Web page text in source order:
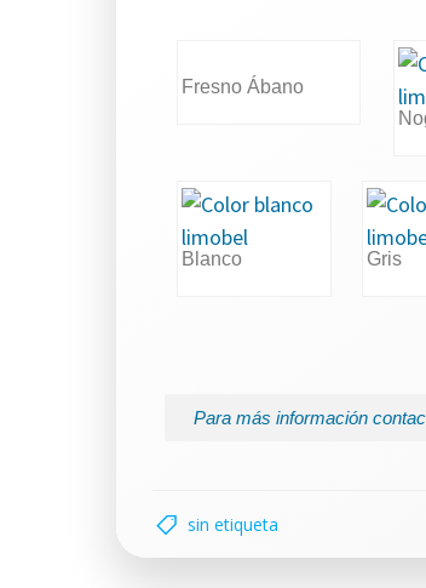
Fresno Ábano
Blanco Gris
Para más información
sin etiqueta